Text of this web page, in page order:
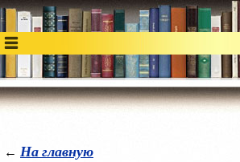
← На главную